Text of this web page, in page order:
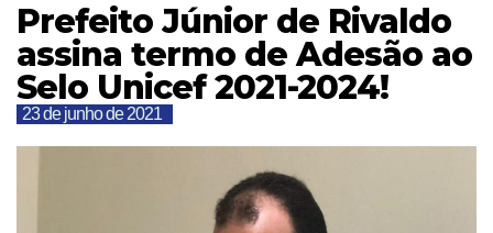
Prefeito Júnior de Rivaldo
assina termo de Adesão ao
Selo Unicef 2021-2024!
23 de junho de 2021